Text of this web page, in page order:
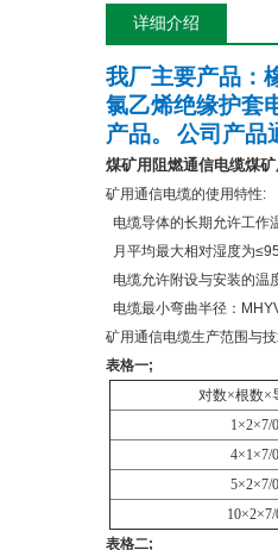
详细介绍
我厂主要产品：
氯乙烯绝缘护套
产品。
公司产品
煤矿用阻燃通信电缆煤
矿用通信电缆的使用特性:
电缆导体的长期允许工作
月平均最大相对湿度为
电缆允许附设与安装的温
电缆最小弯曲半径：
矿用通信电缆生产范围与
表格一;
对数×根数×
1×2×7/
4×1×7/
5×2×7/
10×2×7/
表格二;